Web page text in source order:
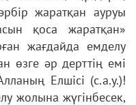
жаратқан ауруы
қоса жаратқан»
жағдайда емделу
өзге әр дерттің емі
Елшісі (с.а.у.)!
жолына жүгінбесек,